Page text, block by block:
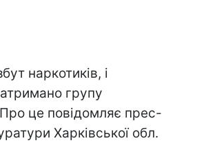
наркотиків, і
групу
Про це повідомляє прес-
Харківської обл.